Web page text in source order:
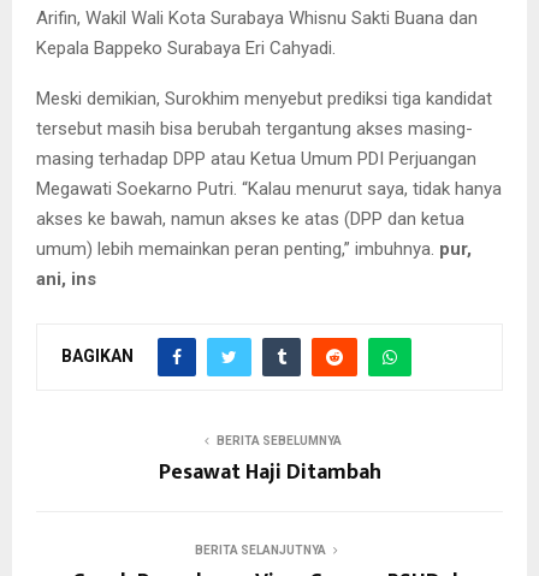
Arifin, Wakil Wali Kota Surabaya Whisnu Sakti Buana dan
Kepala Bappeko Surabaya Eri Cahyadi.
Meski demikian, Surokhim menyebut prediksi tiga kandidat
tersebut masih bisa berubah tergantung akses masing-
masing terhadap DPP atau Ketua Umum PDI Perjuangan
Megawati Soekarno Putri. “Kalau menurut saya, tidak hanya
akses ke bawah, namun akses ke atas (DPP dan ketua
umum) lebih memainkan peran penting,” imbuhnya. pur,
ani, ins
BAGIKAN
BERITA SEBELUMNYA
Pesawat Haji Ditambah
BERITA SELANJUTNYA